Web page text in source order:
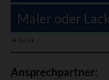
Ansprechpartner:
Maler oder
Zurück